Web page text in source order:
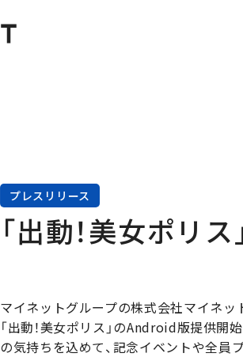
プレスリリース
「出動！美女ポリ
マイネットグループの株式会社マイネッ
「出動！美女ポリス」のAndroid版提供
の気持ちを込めて、記念イベントや全員